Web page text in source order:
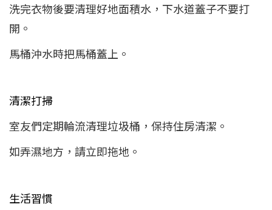
洗完衣物後要清理好地面積水，下水道蓋子不要打
開。
馬桶沖水時把馬桶蓋上。
清潔打掃
室友們定期輪流清理垃圾桶，保持住房清潔。
如弄濕地方，請立即拖地。
生活習慣